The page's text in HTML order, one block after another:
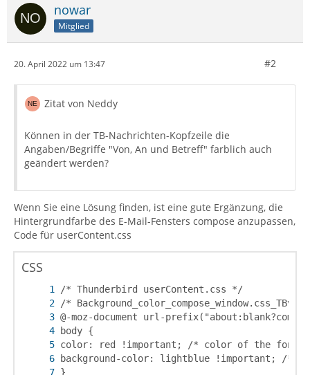
nowar
Mitglied
20. April 2022 um 13:47 #2
Zitat von Neddy
Können in der TB-Nachrichten-Kopfzeile die
Angaben/Begriffe "Von, An und Betreff" farblich auch
geändert werden?
Wenn Sie eine Lösung finden, ist eine gute Ergänzung, die
Hintergrundfarbe des E-Mail-Fensters compose anzupassen,
Code für userContent.css
CSS